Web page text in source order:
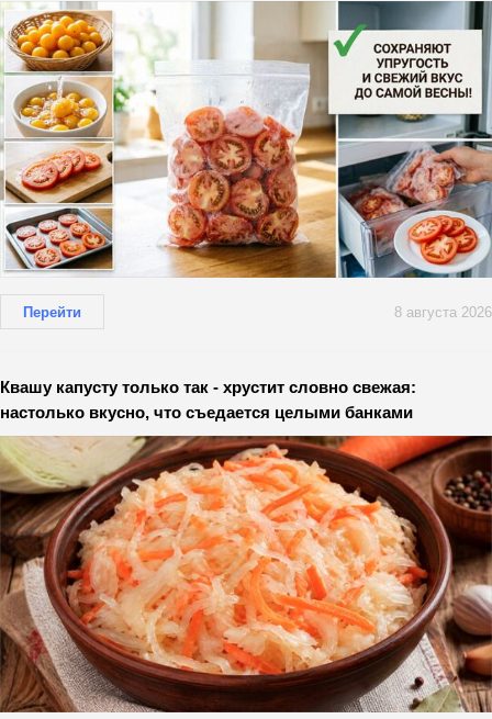
Перейти 8 августа 2026
Квашу капусту только так - хрустит словно свежая:
настолько вкусно, что съедается целыми банками